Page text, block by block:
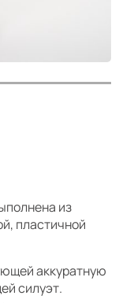
из
пластичной
аккуратную
силуэт.